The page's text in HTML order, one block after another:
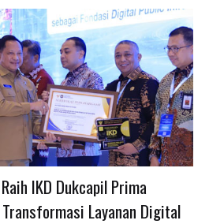
IKD Dukcapil Prima
Layanan Digital